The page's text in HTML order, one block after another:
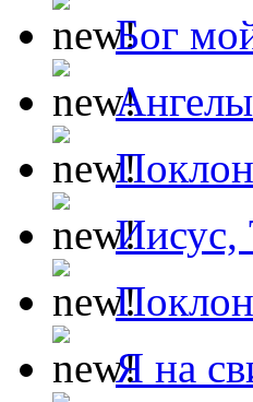
Бог
Ангелы
Я на